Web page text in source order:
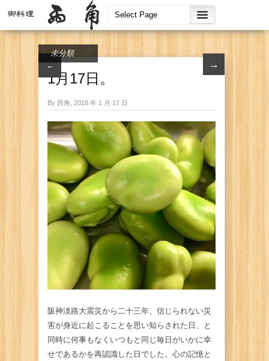
← →
未分類
1月17日。
By 西角, 2018 年 1 月 17 日
阪神淡路大震災から二十三年、信じられない災
害が身近に起こることを思い知らされた日、と
同時に何事もなくいつもと同じ毎日がいかに幸
せであるかを再認識した日でした。心の記憶と